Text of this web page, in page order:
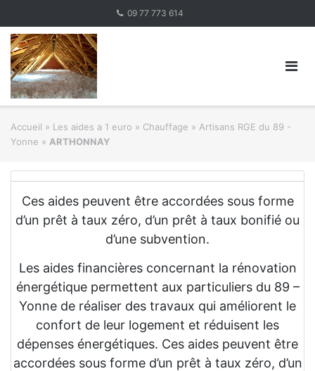
content
09 77 773 614
Accueil » Les aides a 1 euro » Chauffage » Artisans RGE du 89 -
Yonne » ARTHONNAY
Ces aides peuvent être accordées sous forme
d’un prêt à taux zéro, d’un prêt à taux bonifié ou
d’une subvention.
Les aides financières concernant la rénovation
énergétique permettent aux particuliers du 89 –
Yonne de réaliser des travaux qui améliorent le
confort de leur logement et réduisent les
dépenses énergétiques. Ces aides peuvent être
accordées sous forme d’un prêt à taux zéro, d’un